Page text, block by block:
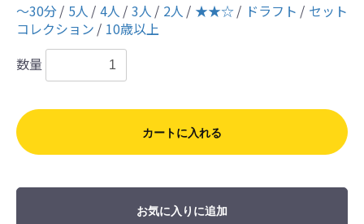
〜30分 5人 4人 3人 2人 ★★☆ ドラフト
セット
コレクション
10歳以上
数量
カートに入れる
お気に入りに追加